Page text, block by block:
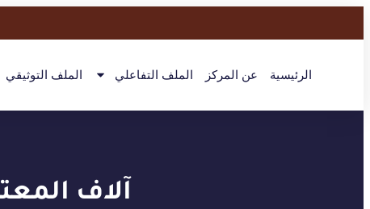
الرئيسية عن المركز الملف التفاعلي الملف التوثيقي
آلاف